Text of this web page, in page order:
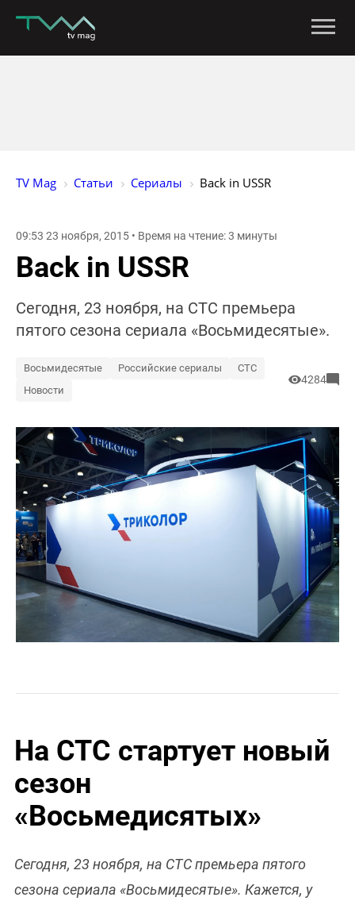
TV Mag Статьи Сериалы Back in USSR
09:53 23 ноября, 2015 • Время на чтение: 3 минуты
Back in USSR
Сегодня, 23 ноября, на СТС премьера
пятого сезона сериала «Восьмидесятые».
Восьмидесятые Российские сериалы
СТС
Новости
4284
На СТС стартует новый
сезон
«Восьмедисятых»
Сегодня, 23 ноября, на СТС премьера пятого
сезона сериала «Восьмидесятые». Кажется, у